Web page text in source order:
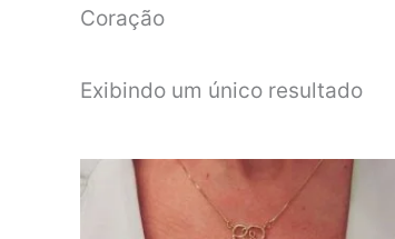
Coração
Exibindo um único resultado